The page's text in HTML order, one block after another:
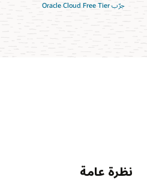
جرّب Oracle Cloud Free Tier
نظرة عامة